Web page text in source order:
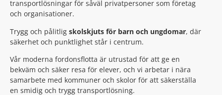
transportlösningar för såväl privatpersoner som företag
och organisationer.
Trygg och pålitlig skolskjuts för barn och ungdomar, där
säkerhet och punktlighet står i centrum.
Vår moderna fordonsflotta är utrustad för att ge en
bekväm och säker resa för elever, och vi arbetar i nära
samarbete med kommuner och skolor för att säkerställa
en smidig och trygg transportlösning.